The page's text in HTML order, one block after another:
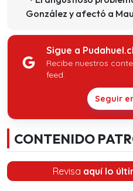
González y afectó a
Sigue a
Recibe nuestros
feed.
Seguir
CONTENIDO
Revisa aquí lo